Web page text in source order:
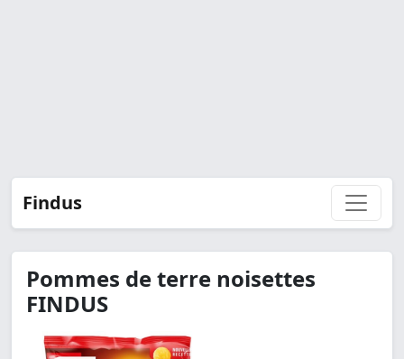
Findus
Pommes de terre noisettes
FINDUS